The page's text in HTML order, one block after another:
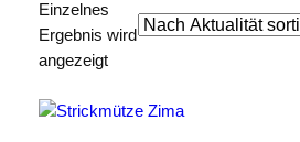
Einzelnes
Ergebnis wird
angezeigt